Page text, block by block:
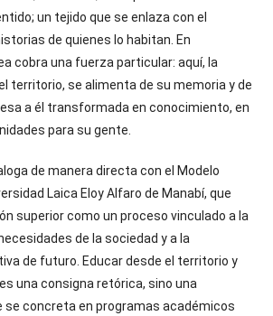
un tejido que se enlaza con el
de quienes lo habitan. En
cobra una fuerza particular: aquí, la
territorio, se alimenta de su memoria y de
a él transformada en conocimiento, en
para su gente.
de manera directa con el Modelo
Laica Eloy Alfaro de Manabí, que
superior como un proceso vinculado a la
de la sociedad y a la
de futuro. Educar desde el territorio y
una consigna retórica, sino una
se concreta en programas académicos